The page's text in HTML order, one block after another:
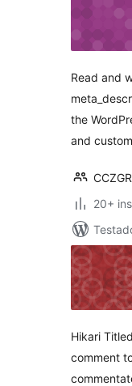
Read and
the
and
CCZGR
20+
Hikari
comment